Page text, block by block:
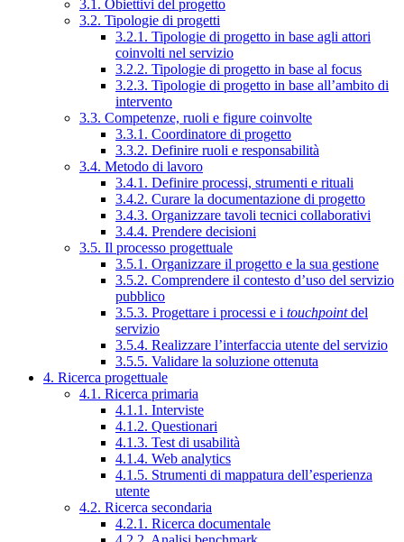
3.1. Obiettivi del progetto
3.2. Tipologie di progetti
3.2.1. Tipologie di progetto in base agli attori
coinvolti nel servizio
3.2.2. Tipologie di progetto in base al focus
3.2.3. Tipologie di progetto in base all’ambito di
intervento
3.3. Competenze, ruoli e figure coinvolte
3.3.1. Coordinatore di progetto
3.3.2. Definire ruoli e responsabilità
3.4. Metodo di lavoro
3.4.1. Definire processi, strumenti e rituali
3.4.2. Curare la documentazione di progetto
3.4.3. Organizzare tavoli tecnici collaborativi
3.4.4. Prendere decisioni
3.5. Il processo progettuale
3.5.1. Organizzare il progetto e la sua gestione
3.5.2. Comprendere il contesto d’uso del servizio
pubblico
3.5.3. Progettare i processi e i touchpointdel
servizio
3.5.4. Realizzare l’interfaccia utente del servizio
3.5.5. Validare la soluzione ottenuta
4. Ricerca progettuale
4.1. Ricerca primaria
4.1.1. Interviste
4.1.2. Questionari
4.1.3. Test di usabilità
4.1.4. Web analytics
4.1.5. Strumenti di mappatura dell’esperienza
utente
4.2. Ricerca secondaria
4.2.1. Ricerca documentale